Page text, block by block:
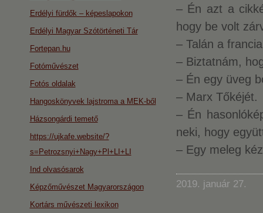
– Én azt a
hogy be volt
– Talán a
– Biztatnám,
– Én egy üveg
– Marx Tőkéjét.
– Én
neki, hogy
– Egy meleg
2019. január 27.
Erdélyi fürdők – képeslapokon
Erdélyi Magyar Szótörténeti Tár
Fortepan.hu
Fotóművészet
Fotós oldalak
Hangoskönyvek lajstroma a MEK-ből
Házsongárdi temető
https://ujkafe.website/?
s=Petrozsnyi+Nagy+Pl+LI+LI
Ind olvasósarok
Képzőművészet Magyarországon
Kortárs művészeti lexikon